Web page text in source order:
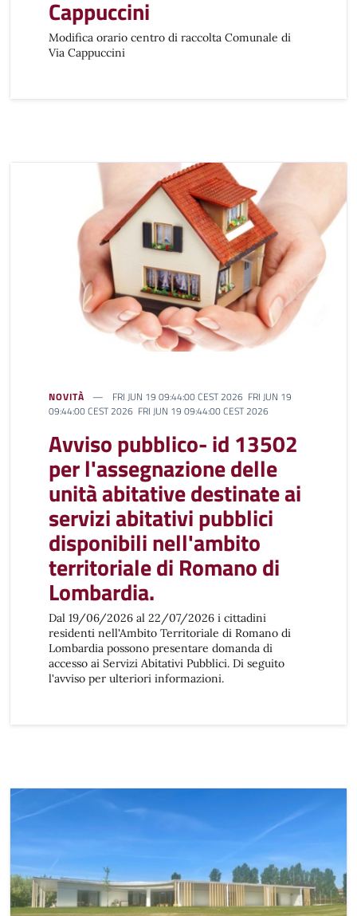
Cappuccini
Modifica orario centro di raccolta Comunale di
Via Cappuccini
NOVITÀ
FRI JUN 19 09:44:00 CEST 2026 FRI JUN 19
09:44:00 CEST 2026 FRI JUN 19 09:44:00 CEST 2026
Avviso pubblico- id 13502
per l'assegnazione delle
unità abitative destinate ai
servizi abitativi pubblici
disponibili nell'ambito
territoriale di Romano di
Lombardia.
Dal 19/06/2026 al 22/07/2026 i cittadini
residenti nell'Ambito Territoriale di Romano di
Lombardia possono presentare domanda di
accesso ai Servizi Abitativi Pubblici. Di seguito
l'avviso per ulteriori informazioni.